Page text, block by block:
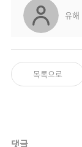
유해
목록으로
댓글